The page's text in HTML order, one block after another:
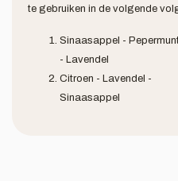
te gebruiken in de volgende
Sinaasappel -
- Lavendel
Citroen - Lavendel -
Sinaasappel